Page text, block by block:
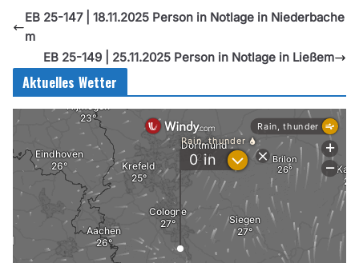
EB 25-147 | 18.11.2025 Person in Notlage in Niederbache
m
EB 25-149 | 25.11.2025 Person in Notlage in Ließem
Aktuelles Wetter